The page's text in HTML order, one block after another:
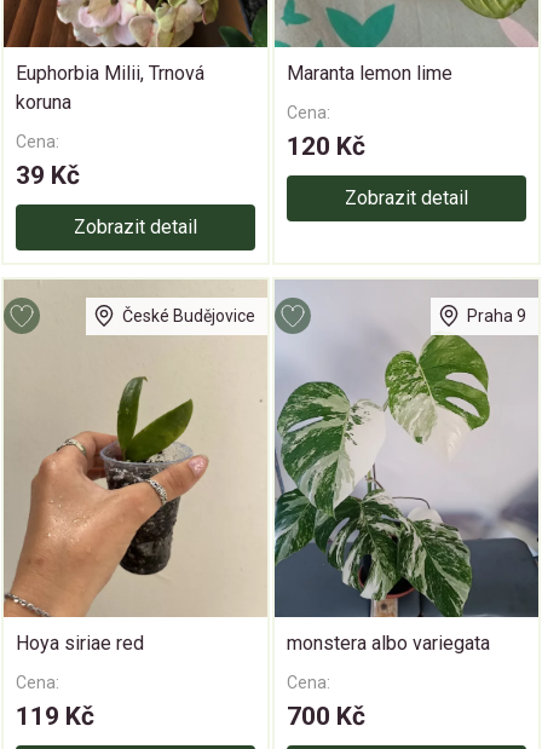
Euphorbia Milii, Trnová
koruna
Cena:
39 Kč
Zobrazit detail
Maranta lemon lime
Cena:
120 Kč
Zobrazit detail
České Budějovice
Hoya siriae red
Cena:
119 Kč
Praha 9
monstera albo variegata
Cena:
700 Kč